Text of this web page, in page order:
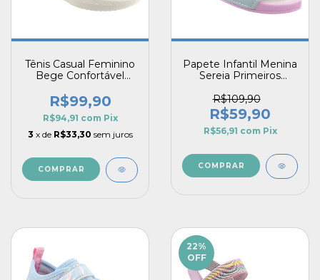
Tênis Casual Feminino
Bege Confortável
Dia a Dia Vitz Speed
Flow
R$99,90
R$94,91 com Pix
3 x de R$33,30 sem juros
COMPRAR
Papete Infantil Menina
Sereia Primeiros
Mar
R$109,90
R$59,90
R$56,91 com Pix
COMPRAR
22%
OFF